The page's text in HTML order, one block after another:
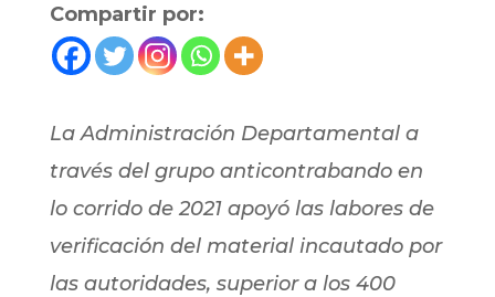
Compartir por:
La Administración Departamental a
través del grupo anticontrabando en
lo corrido de 2021 apoyó las labores de
verificación del material incautado por
las autoridades, superior a los 400